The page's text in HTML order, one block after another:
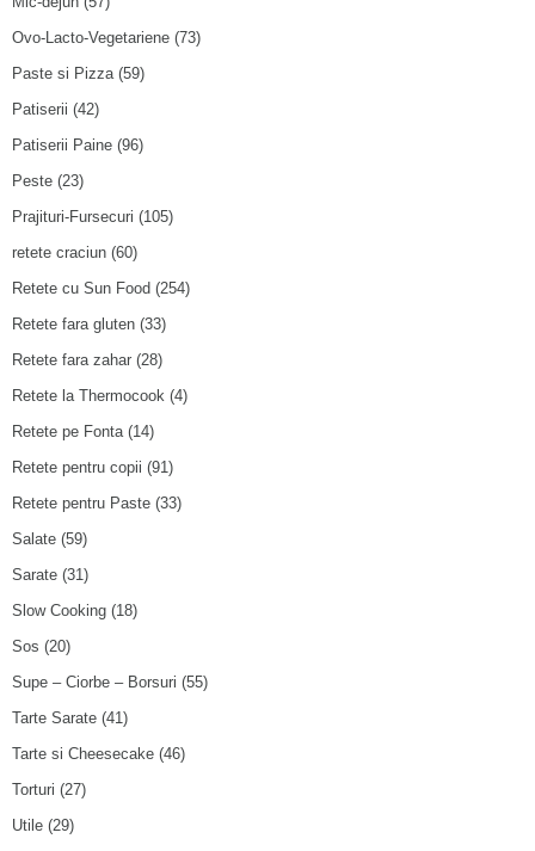
Ovo-Lacto-Vegetariene (73)
Paste si Pizza(59)
Patiserii (42)
Patiserii Paine (96)
Peste (23)
Prajituri-Fursecuri (105)
retete craciun (60)
Retete cu Sun Food (254)
Retete fara gluten (33)
Retete fara zahar (28)
Retete la Thermocook (4)
Retete pe Fonta(14)
Retete pentru copii (91)
Retete pentru Paste (33)
Salate (59)
Sarate (31)
Slow Cooking (18)
Sos (20)
Supe – Ciorbe – Borsuri (55)
Tarte Sarate (41)
Tarte si Cheesecake (46)
Torturi (27)
Utile (29)